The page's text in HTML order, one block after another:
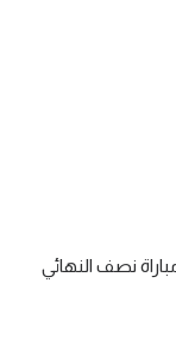
على سبورتنج بنتيجة 29-22 في مباراة نصف النهائي